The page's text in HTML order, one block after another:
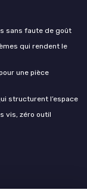
sans faute de goût
qui rendent le
une pièce
structurent l’espace
vis, zéro outil